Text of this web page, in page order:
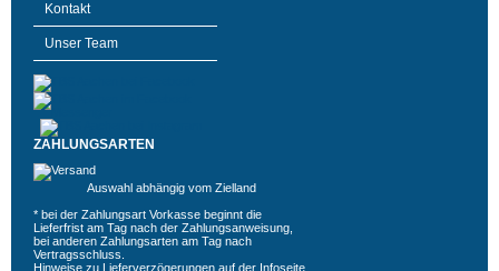
Kontakt
Unser Team
ZAHLUNGSARTEN
Auswahl abhängig vom Zielland
* bei der Zahlungsart Vorkasse beginnt die
Lieferfrist am Tag nach der Zahlungsanweisung,
bei anderen Zahlungsarten am Tag nach
Vertragsschluss.
Hinweise zu Lieferverzögerungen auf der Infoseite